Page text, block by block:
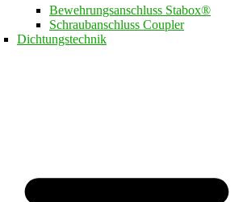
Bewehrungsanschluss Stabox®
Schraubanschluss Coupler
Dichtungstechnik